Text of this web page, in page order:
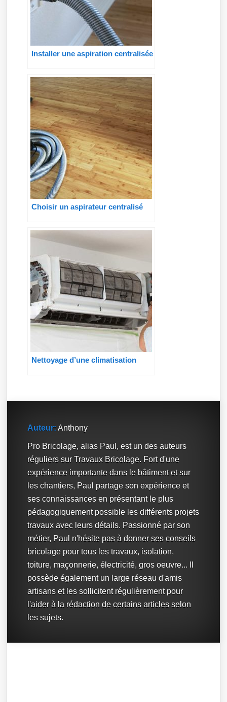
Installer une aspiration centralisée
Choisir un aspirateur centralisé
Nettoyage d’une climatisation
Auteur: Anthony
Pro Bricolage, alias Paul, est un des auteurs
réguliers sur Travaux Bricolage. Fort d'une
expérience importante dans le bâtiment et sur
les chantiers, Paul partage son expérience et
ses connaissances en présentant le plus
pédagogiquement possible les différents projets
travaux avec leurs détails. Passionné par son
métier, Paul n'hésite pas à donner ses conseils
bricolage pour tous les travaux, isolation,
toiture, maçonnerie, électricité, gros oeuvre... Il
possède également un large réseau d'amis
artisans et les sollicitent régulièrement pour
l'aider à la rédaction de certains articles selon
les sujets.